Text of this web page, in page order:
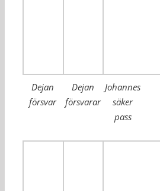
Dejan
försvar
Dejan
försvarar
Johannes
säker
pass